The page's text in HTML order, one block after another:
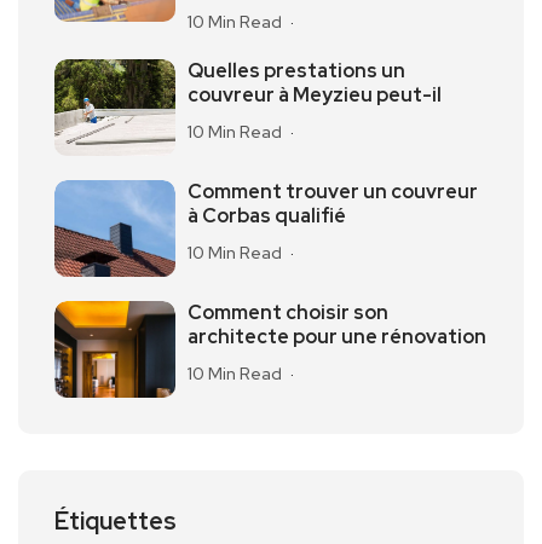
10 Min Read
Quelles prestations un
couvreur à Meyzieu peut-il
10 Min Read
Comment trouver un couvreur
à Corbas qualifié
10 Min Read
Comment choisir son
architecte pour une rénovation
10 Min Read
Étiquettes